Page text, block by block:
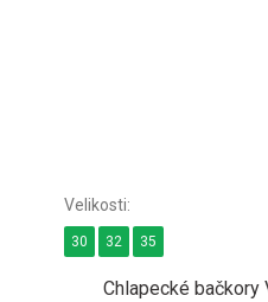
Chlapecké bačkory
30 32 35